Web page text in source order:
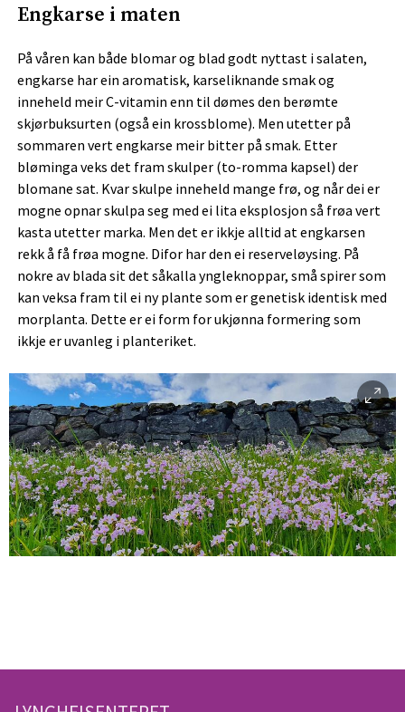
Engkarse i maten
På våren kan både blomar og blad godt nyttast i salaten,
engkarse har ein aromatisk, karseliknande smak og
inneheld meir C-vitamin enn til dømes den berømte
skjørbuksurten (også ein krossblome). Men utetter på
sommaren vert engkarse meir bitter på smak. Etter
bløminga veks det fram skulper (to-romma kapsel) der
blomane sat. Kvar skulpe inneheld mange frø, og når dei er
mogne opnar skulpa seg med ei lita eksplosjon så frøa vert
kasta utetter marka. Men det er ikkje alltid at engkarsen
rekk å få frøa mogne. Difor har den ei reserveløysing. På
nokre av blada sit det såkalla yngleknoppar, små spirer som
kan veksa fram til ei ny plante som er genetisk identisk med
morplanta. Dette er ei form for ukjønna formering som
ikkje er uvanleg i planteriket.